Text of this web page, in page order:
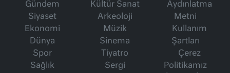
Gündem
Siyaset
Ekonomi
Dünya
Spor
Sağlık
Kültür Sanat
Arkeoloji
Müzik
Sinema
Tiyatro
Sergi
Aydınlatma
Metni
Kullanım
Şartları
Çerez
Politikamız